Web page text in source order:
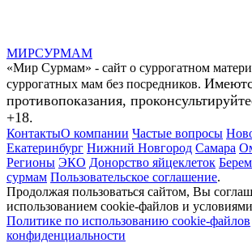
МИРСУРМАМ
«Мир Сурмам» - сайт о суррогатном
суррогатных мам без посредников.
противопоказания,
+18.
КонтактыО компании Частые вопросы
Екатеринбург Нижний Новгород Самара
Регионы ЭКО Донорство яйцеклеток
сурмам Пользовательское соглашение.
Продолжая пользоваться сайтом, Вы
использованием cookie-файлов и
Политике по использованию cookie-файлов
конфиденциальности